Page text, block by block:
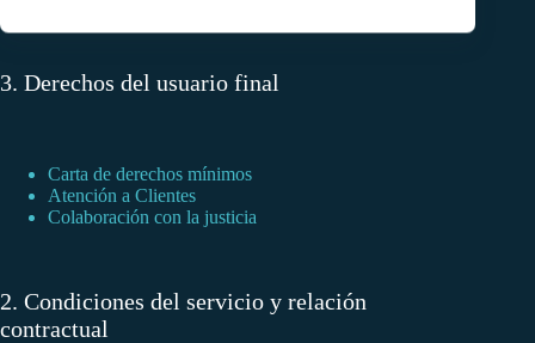
3. Derechos del usuario final
Carta de derechos mínimos
Atención a Clientes
Colaboración con la justicia
2. Condiciones del servicio y relación
contractual